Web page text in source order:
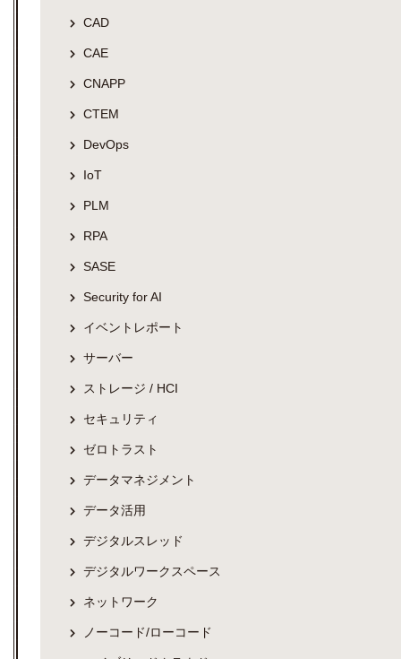
CAD
CAE
CNAPP
CTEM
DevOps
IoT
PLM
RPA
SASE
Security for AI
イベントレポート
サーバー
ストレージ / HCI
セキュリティ
ゼロトラスト
データマネジメント
データ活用
デジタルスレッド
デジタルワークスペース
ネットワーク
ノーコード/ローコード